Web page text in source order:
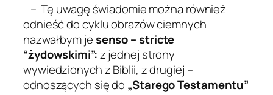
– Tę uwagę świadomie można również
odnieść do cyklu obrazów ciemnych
nazwałbym jesenso – stricte
“żydowskimi”:z jednej strony
wywiedzionych z Biblii, z drugiej –
odnoszących się do „StaregoTestamentu”